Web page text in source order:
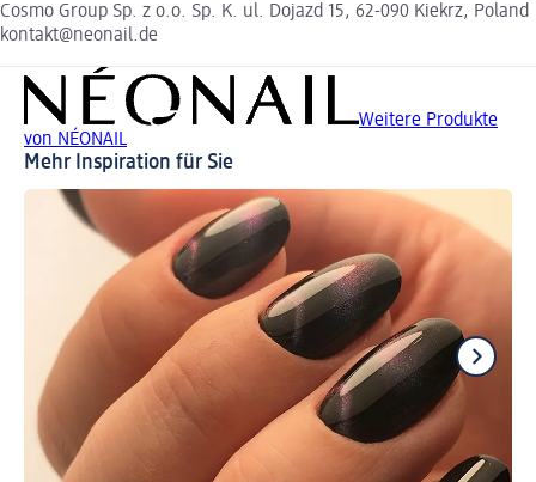
Cosmo Group Sp. z o.o. Sp. K. ul. Dojazd 15, 62-090 Kiekrz, Poland
kontakt@neonail.de
Weitere Produkte
von NÉONAIL
Mehr Inspiration für Sie